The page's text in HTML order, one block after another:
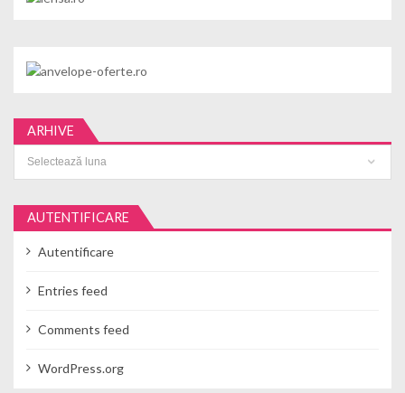
ARHIVE
AUTENTIFICARE
Autentificare
Entries feed
Comments feed
WordPress.org